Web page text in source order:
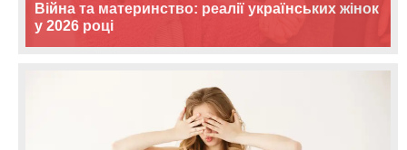
Війна та материнство: реалії українських жінок
у 2026 році